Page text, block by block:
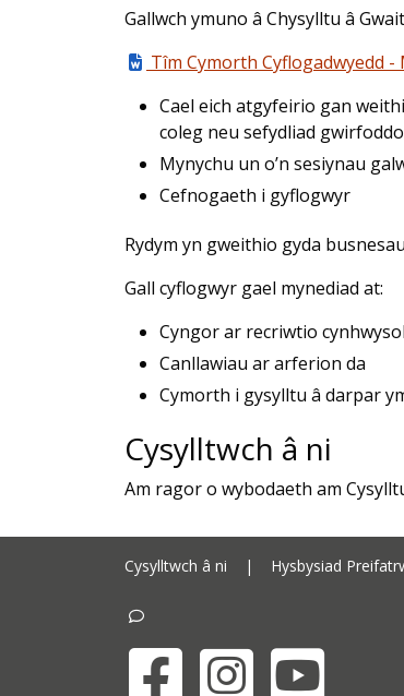
Gallwch ymuno â Chysylltu â
Tîm Cymorth Cyflogadwyedd
Cael eich atgyfeirio gan
coleg neu sefydliad
Mynychu un o’n sesiynau
Cefnogaeth i gyflogwyr
Rydym yn gweithio gyda
Gall cyflogwyr gael mynediad at:
Cyngor ar recriwtio cynhwysol
Canllawiau ar arferion da
Cymorth i gysylltu â darpar
Cysylltwch â ni
Am ragor o wybodaeth am
Cysylltwch â ni | Hysbysiad
FacebookInstagramYouTube